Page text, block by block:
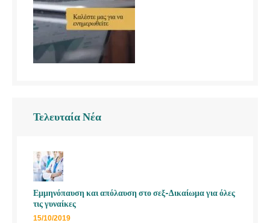
Τελευταία Νέα
Εμμηνόπαυση και απόλαυση στο σεξ-Δικαίωμα για όλες
τις γυναίκες
15/10/2019